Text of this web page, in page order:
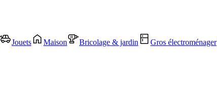
Jouets Maison Bricolage & jardin Gros électroménager